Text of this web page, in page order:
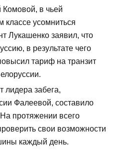
Комовой, в чьей
классе усомниться
Лукашенко заявил, что
в результате чего
тариф на транзит
лидера забега,
Фалеевой, составило
протяжении всего
свои возможности
каждый день.